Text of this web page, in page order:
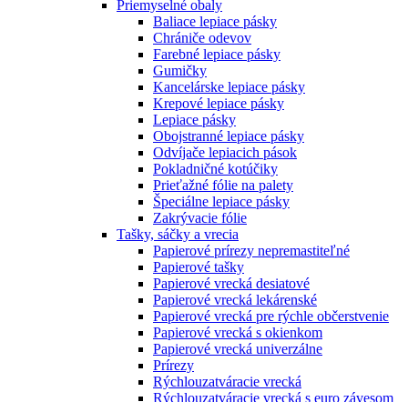
Priemyselné obaly
Baliace lepiace pásky
Chrániče odevov
Farebné lepiace pásky
Gumičky
Kancelárske lepiace pásky
Krepové lepiace pásky
Lepiace pásky
Obojstranné lepiace pásky
Odvíjače lepiacich pások
Pokladničné kotúčiky
Prieťažné fólie na palety
Špeciálne lepiace pásky
Zakrývacie fólie
Tašky, sáčky a vrecia
Papierové prírezy nepremastiteľné
Papierové tašky
Papierové vrecká desiatové
Papierové vrecká lekárenské
Papierové vrecká pre rýchle občerstvenie
Papierové vrecká s okienkom
Papierové vrecká univerzálne
Prírezy
Rýchlouzatváracie vrecká
Rýchlouzatváracie vrecká s euro závesom